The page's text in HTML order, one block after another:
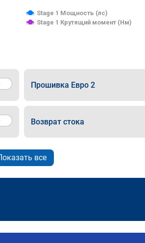
Stage 1 Мощность (лс)
Stage 1 Крутящий момент (Нм)
Прошивка Евро 2
Возврат стока
все